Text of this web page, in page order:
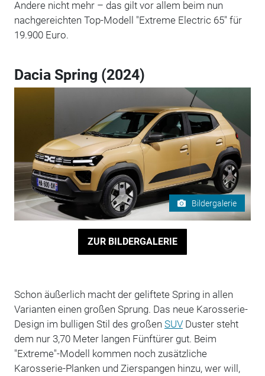
Andere nicht mehr – das gilt vor allem beim nun
nachgereichten Top-Modell "Extreme Electric 65" für
19.900 Euro.
Dacia Spring (2024)
Bildergalerie
ZUR BILDERGALERIE
Schon äußerlich macht der geliftete Spring in allen
Varianten einen großen Sprung. Das neue Karosserie-
Design im bulligen Stil des großen SUVDuster steht
dem nur 3,70 Meter langen Fünftürer gut. Beim
"Extreme"-Modell kommen noch zusätzliche
Karosserie-Planken und Zierspangen hinzu, wer will,